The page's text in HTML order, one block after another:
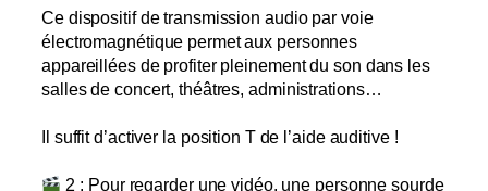
Ce dispositif de transmission audio par voie
électromagnétique permet aux personnes
appareillées de profiter pleinement du son dans les
salles de concert, théâtres, administrations…
Il suffit d’activer la position T de l’aide auditive !
2 : Pour regarder une vidéo, une personne sourde